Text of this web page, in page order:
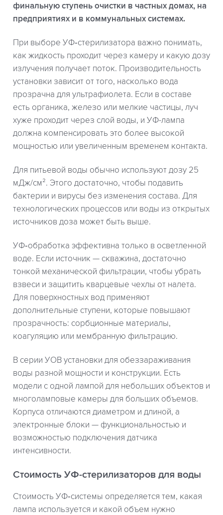
финальную ступень очистки в частных домах, на
предприятиях и в коммунальных системах.
При выборе УФ‑стерилизатора важно понимать,
как жидкость проходит через камеру и какую дозу
излучения получает поток. Производительность
установки зависит от того, насколько вода
прозрачна для ультрафиолета. Если в составе
есть органика, железо или мелкие частицы, луч
хуже проходит через слой воды, и УФ-лампа
должна компенсировать это более высокой
мощностью или увеличенным временем контакта.
Для питьевой воды обычно используют дозу 25
мДж/см². Этого достаточно, чтобы подавить
бактерии и вирусы без изменения состава. Для
технологических процессов или воды из открытых
источников доза может быть выше.
УФ‑обработка эффективна только в осветленной
воде. Если источник — скважина, достаточно
тонкой механической фильтрации, чтобы убрать
взвеси и защитить кварцевые чехлы от налета.
Для поверхностных вод применяют
дополнительные ступени, которые повышают
прозрачность: сорбционные материалы,
коагуляцию или мембранную фильтрацию.
В серии УОВ установки для обеззараживания
воды разной мощности и конструкции. Есть
модели с одной лампой для небольших объектов и
многоламповые камеры для больших объемов.
Корпуса отличаются диаметром и длиной, а
электронные блоки — функциональностью и
возможностью подключения датчика
интенсивности.
Стоимость УФ-стерилизаторов для воды
Стоимость УФ‑системы определяется тем, какая
лампа используется и какой объем нужно